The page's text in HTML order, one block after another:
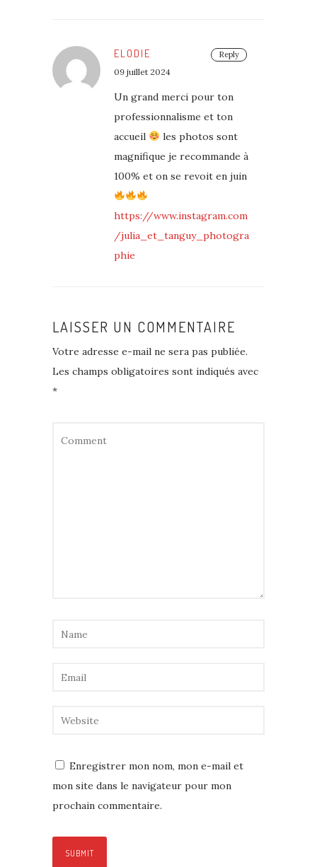
Reply
ELODIE
09 juillet 2024
Un grand merci pour ton
professionnalisme et ton
accueil
les photos sont
magnifique je recommande à
100% et on se revoit en juin
https://www.instagram.com
/julia_et_tanguy_photogra
phie
LAISSER UN COMMENTAIRE
Votre adresse e-mail ne sera pas publiée.
Les champs obligatoires sont indiqués avec
*
Enregistrer mon nom, mon e-mail et
mon site dans le navigateur pour mon
prochain commentaire.